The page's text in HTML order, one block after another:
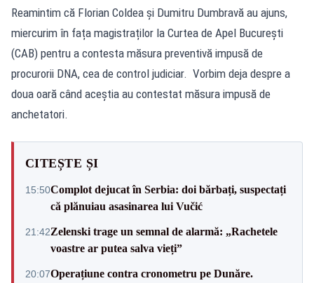
Reamintim că Florian Coldea și Dumitru Dumbravă au ajuns,
miercurim în fața magistraților la Curtea de Apel București
(CAB) pentru a contesta măsura preventivă impusă de
procurorii DNA, cea de control judiciar. Vorbim deja despre a
doua oară când aceștia au contestat măsura impusă de
anchetatori.
CITEȘTE ȘI
15:50Complot dejucat în Serbia: doi bărbați, suspectați
că plănuiau asasinarea lui Vučić
21:42Zelenski trage un semnal de alarmă: „Rachetele
voastre ar putea salva vieți”
20:07Operațiune contra cronometru pe Dunăre.